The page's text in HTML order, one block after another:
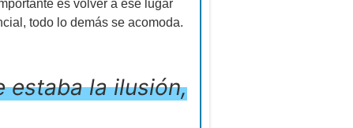
es volver a ese lugar
todo lo demás se acomoda.
estaba la ilusión,